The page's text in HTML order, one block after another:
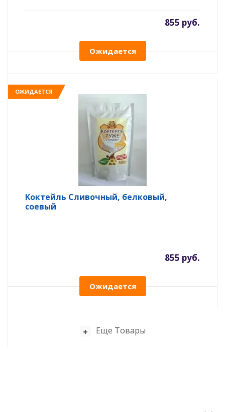
855 руб.
Ожидается
ОЖИДАЕТСЯ
Коктейль Сливочный, белковый,
соевый
855 руб.
Ожидается
Еще Товары